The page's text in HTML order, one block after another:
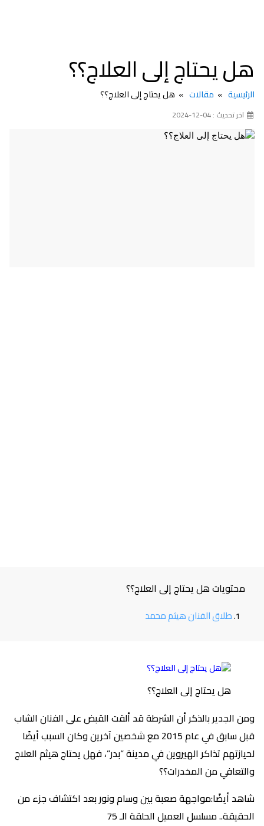
هل يحتاج إلى العلاج؟؟
الرئيسية مقالات هل يحتاج إلى العلاج؟؟
اخر تحديث : 04-12-2024
محتويات هل يحتاج إلى العلاج؟؟
طلاق الفنان هيثم محمد
هل يحتاج إلى العلاج؟؟
ومن الجدير بالذكر أن الشرطة قد ألقت القبض على الفنان الشاب
قبل سابق في عام 2015 مع شخصين آخرين وكان السبب أيضًا
لحيازتهم تذاكر الهيروين في مدينة “بدر”، فهل يحتاج هيثم العلاج
والتعافي من المخدرات؟؟
شاهد أيضًا:مواجهة صعبة بين وسام ونور بعد اكتشاف جزء من
الحقيقة.. مسلسل العميل الحلقة الـ 75